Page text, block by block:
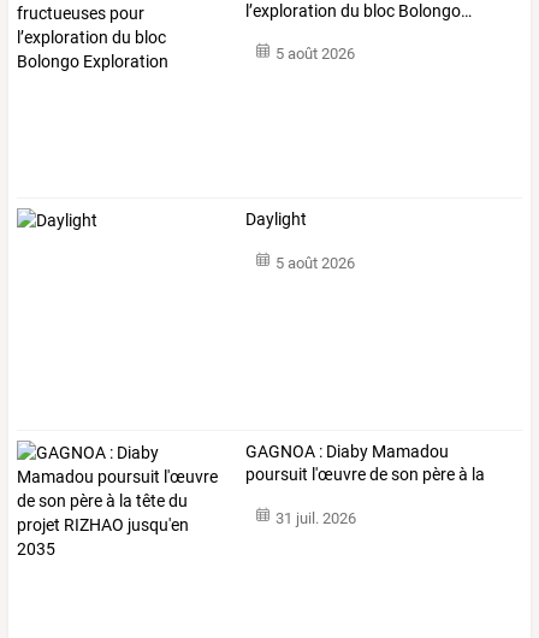
l’exploration du bloc Bolongo…
5 août 2026
Daylight
5 août 2026
GAGNOA : Diaby Mamadou
poursuit l'œuvredeson pèreà la
31 juil. 2026